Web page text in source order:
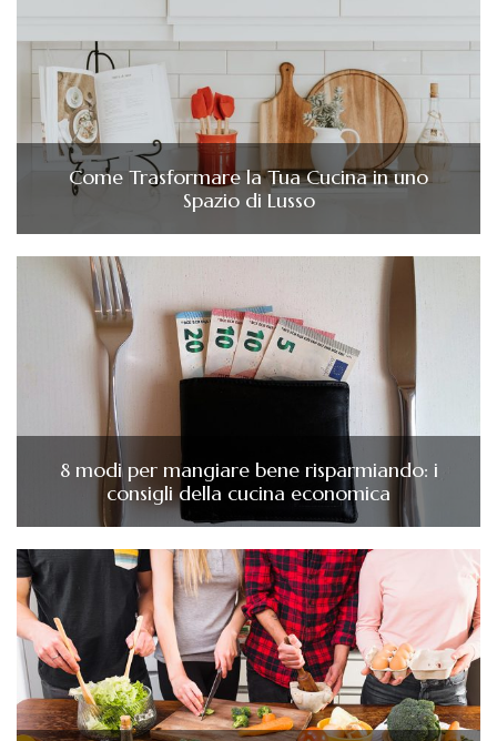
Come Trasformare la Tua Cucina in uno
Spazio di Lusso
8 modi per mangiare bene risparmiando: i
consigli della cucina economica